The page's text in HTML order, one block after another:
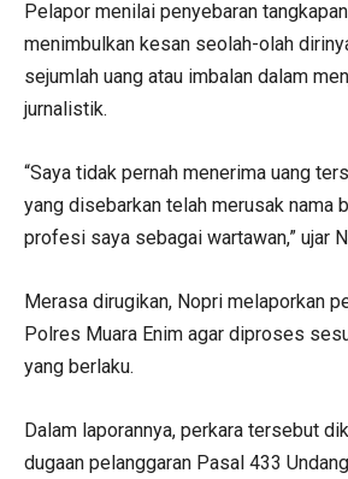
Pelapor menilai penyebaran
menimbulkan kesan seolah-olah
sejumlah uang atau imbalan dalam
jurnalistik.
“Saya tidak pernah menerima uang
yang disebarkan telah merusak nama
profesi saya sebagai wartawan,” ujar
Merasa dirugikan, Nopri melaporkan
Polres Muara Enim agar diproses
yang berlaku.
Dalam laporannya, perkara tersebut
dugaan pelanggaran Pasal 433